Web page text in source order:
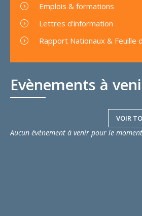
Evènements à
VOIR
Aucun évènement à venir pour le
Emplois & formations
Lettres d'information
Rapport Nationaux & Feuille